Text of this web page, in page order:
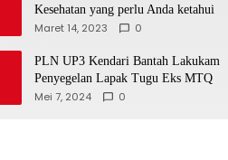
Kesehatan yang perlu Anda ketahui
Maret 14, 2023 0
PLN UP3 Kendari Bantah Lakukam
Penyegelan Lapak Tugu Eks MTQ
Mei 7, 2024 0